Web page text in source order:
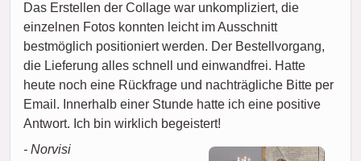
Das Erstellen der Collage war unkompliziert, die
einzelnen Fotos konnten leicht im Ausschnitt
bestmöglich positioniert werden. Der Bestellvorgang,
die Lieferung alles schnell und einwandfrei. Hatte
heute noch eine Rückfrage und nachträgliche Bitte per
Email. Innerhalb einer Stunde hatte ich eine positive
Antwort. Ich bin wirklich begeistert!
- Norvisi